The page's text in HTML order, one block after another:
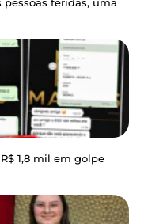
feridas, uma
1,8 mil em golpe